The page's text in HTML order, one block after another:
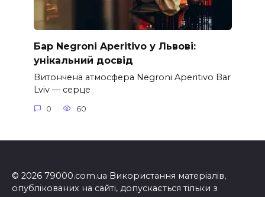
Бар Negroni Aperitivo у Львові:
унікальний досвід
Витончена атмосфера Negroni Aperitivo Bar
Lviv — серце
0 60
© 2026 79000.com.ua Використання матеріалів,
опублікованих на сайті, допускається тільки з